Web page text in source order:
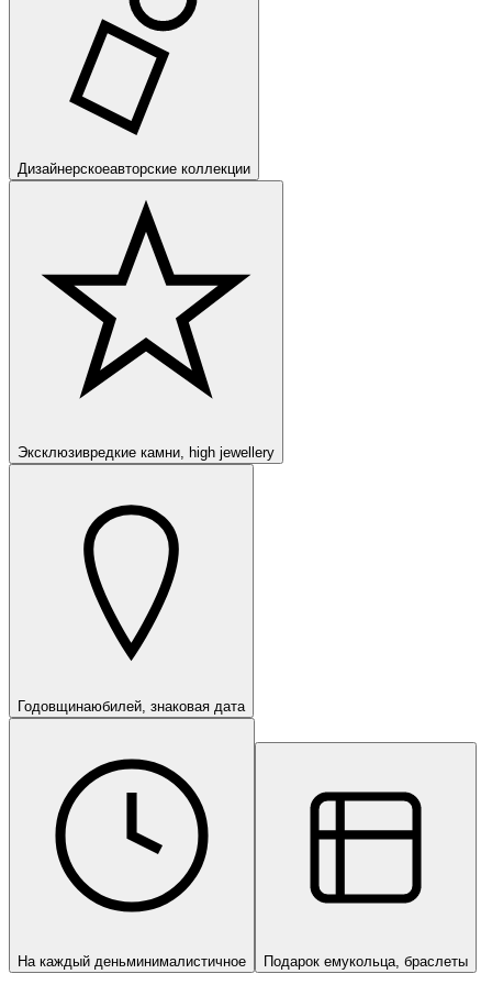
Дизайнерскоеавторские коллекции
Эксклюзивредкие камни, high jewellery
Годовщинаюбилей, знаковая дата
На каждый деньминималистичное Подарок емукольца, браслеты